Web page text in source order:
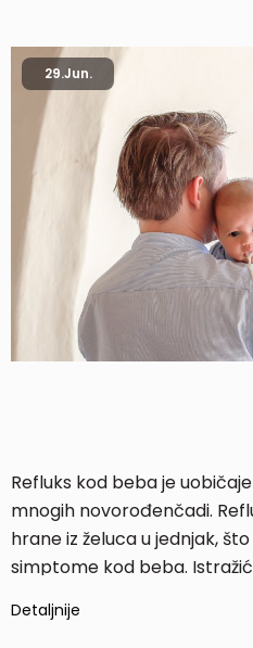
29.Jun.
Refluks kod beba je
mnogih novorođenčadi.
hrane iz želuca u jednjak,
simptome kod beba.
neke prirodne načine
Detaljnije